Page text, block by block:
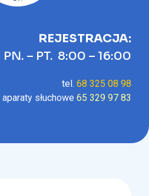
REJESTRACJA:
PN. – PT. 8:00 – 16:00
tel. 68 325 08 98
słuchowe 65 329 97 83